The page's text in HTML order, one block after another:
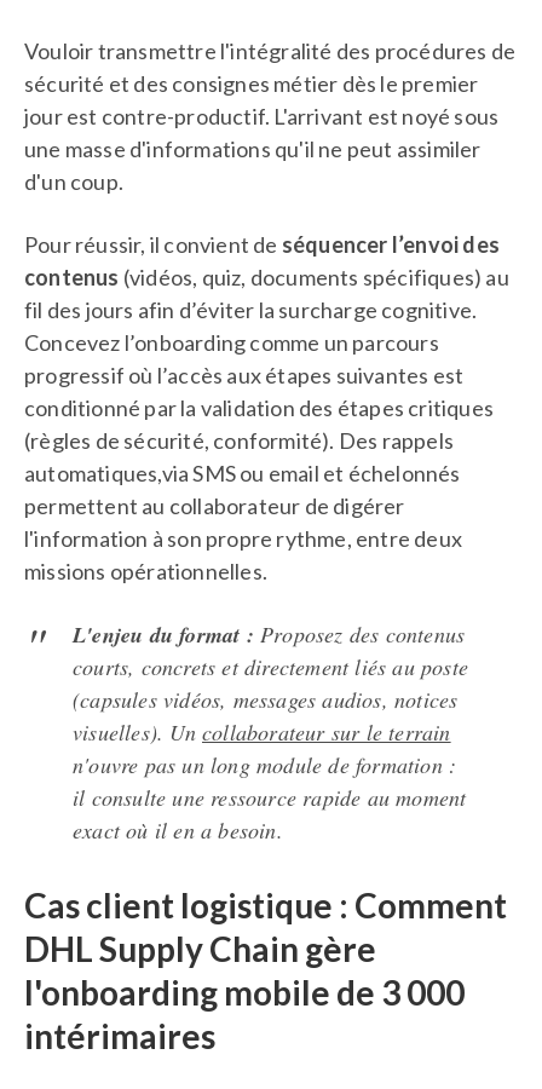
Vouloir transmettre l'intégralité des procédures de
sécurité et des consignes métier dès le premier
jour est contre-productif. L'arrivant est noyé sous
une masse d'informations qu'il ne peut assimiler
d'un coup.
Pour réussir, il convient de séquencer l’envoi des
contenus (vidéos, quiz, documents spécifiques) au
fil des jours afin d’éviter la surcharge cognitive.
Concevez l’onboarding comme un parcours
progressif où l’accès aux étapes suivantes est
conditionné par la validation des étapes critiques
(règles de sécurité, conformité). Des rappels
automatiques,via SMS ou email et échelonnés
permettent au collaborateur de digérer
l'information à son propre rythme, entre deux
missions opérationnelles.
L'enjeu du format : Proposez des contenus
courts, concrets et directement liés au poste
(capsules vidéos, messages audios, notices
visuelles). Un collaborateur sur le terrain
n'ouvre pas un long module de formation :
il consulte une ressource rapide au moment
exact où il en a besoin.
Cas client logistique : Comment
DHL Supply Chain gère
l'onboarding mobile de 3 000
intérimaires